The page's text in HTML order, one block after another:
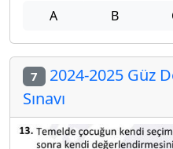
A B
7 2024-2025 Güz
Sınavı